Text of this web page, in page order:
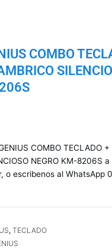
COMBO
COMBO TECLADO +
NEGRO KM-8206S
o escribenos al WhatsApp
, TECLADO